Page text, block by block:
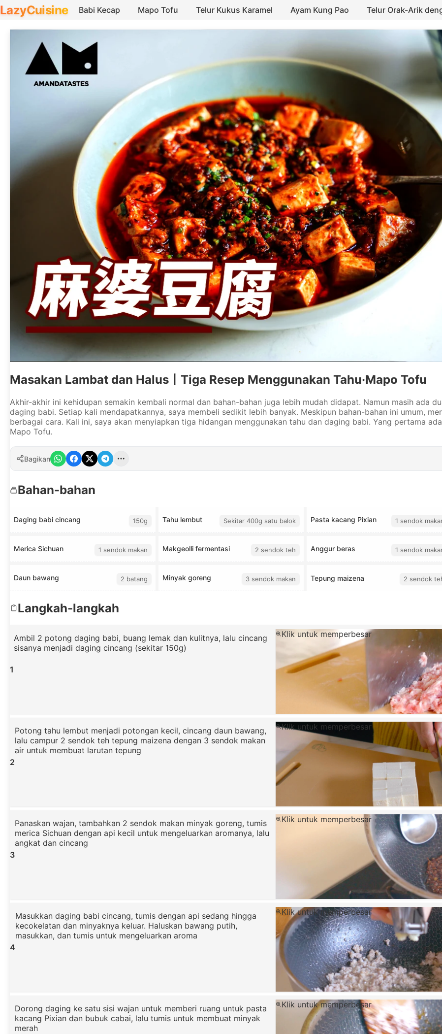
LazyCuisine Babi Kecap Mapo Tofu Telur Kukus Karamel Ayam Kung Pao Telur Orak-Arik
Masakan Lambat dan Halus丨Tiga Resep Menggunakan Tahu·Mapo Tofu
Akhir-akhir ini kehidupan semakin kembali normal dan bahan-bahan juga lebih mudah didapat. Namun masih ada
daging babi. Setiap kali mendapatkannya, saya membeli sedikit lebih banyak. Meskipun bahan-bahan ini umum,
berbagai cara. Kali ini, saya akan menyiapkan tiga hidangan menggunakan tahu dan daging babi. Yang pertama
Mapo Tofu.
Bagikan
Bahan-bahan
Daging babi cincang 150g Tahu lembut Sekitar 400g satu balok Pasta kacang Pixian 1 sendok
Merica Sichuan 1 sendok makan Makgeolli fermentasi 2 sendok teh Anggur beras 1 sendok
Daun bawang 2 batang Minyak goreng 3 sendok makan Tepung maizena 2 sendok
Langkah-langkah
1
Ambil 2 potong daging babi, buang lemak dan kulitnya, lalu cincang
sisanya menjadi daging cincang (sekitar 150g)
Klik untuk memperbesar
2
Potong tahu lembut menjadi potongan kecil, cincang daun bawang,
lalu campur 2 sendok teh tepung maizena dengan 3 sendok makan
air untuk membuat larutan tepung
Klik untuk memperbesar
3
Panaskan wajan, tambahkan 2 sendok makan minyak goreng, tumis
merica Sichuan dengan api kecil untuk mengeluarkan aromanya, lalu
angkat dan cincang
Klik untuk memperbesar
4
Masukkan daging babi cincang, tumis dengan api sedang hingga
kecokelatan dan minyaknya keluar. Haluskan bawang putih,
masukkan, dan tumis untuk mengeluarkan aroma
Klik untuk memperbesar
Dorong daging ke satu sisi wajan untuk memberi ruang untuk pasta
kacang Pixian dan bubuk cabai, lalu tumis untuk membuat minyak
merah
Klik untuk memperbesar